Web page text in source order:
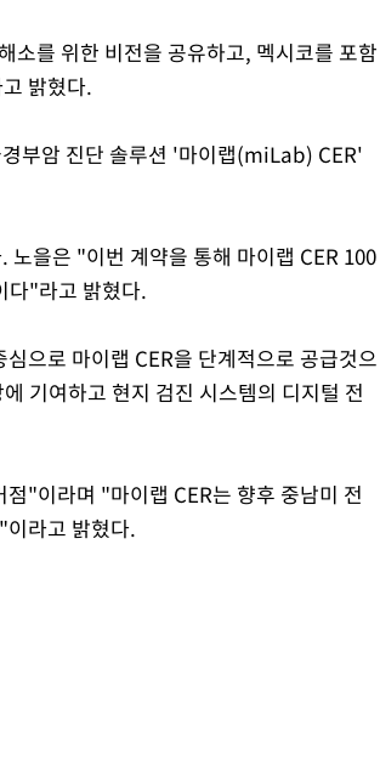
소를 위한 비전을 공유하고, 멕시코를 포함
밝혔다.
부암 진단 솔루션 '마이랩(miLab) CER'
노을은 "이번 계약을 통해 마이랩 CER 100
다"라고 밝혔다.
으로 마이랩 CER을 단계적으로 공급것으
기여하고 현지 검진 시스템의 디지털 전
"이라며 "마이랩 CER는 향후 중남미 전
이라고 밝혔다.